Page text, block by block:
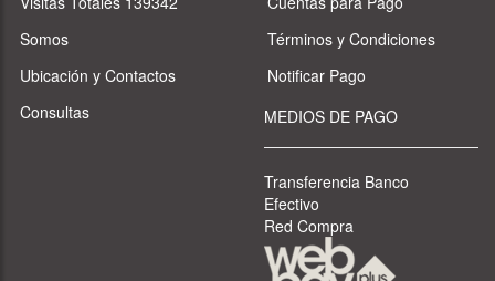
Somos
Ubicación y Contactos
Consultas
Términos y Condiciones
Notificar Pago
MEDIOS DE PAGO
Transferencia Banco
Efectivo
Red Compra